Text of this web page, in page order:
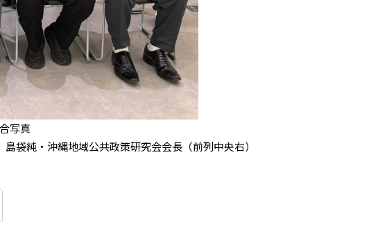
写真
袋純・沖縄地域公共政策研究会会長（前列中央右）